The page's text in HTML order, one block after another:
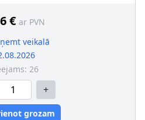
tetraborate, anhydrous
kvalificētam personālam!
: BA15s
€ ar PVN
veikalā
26
+
grozam